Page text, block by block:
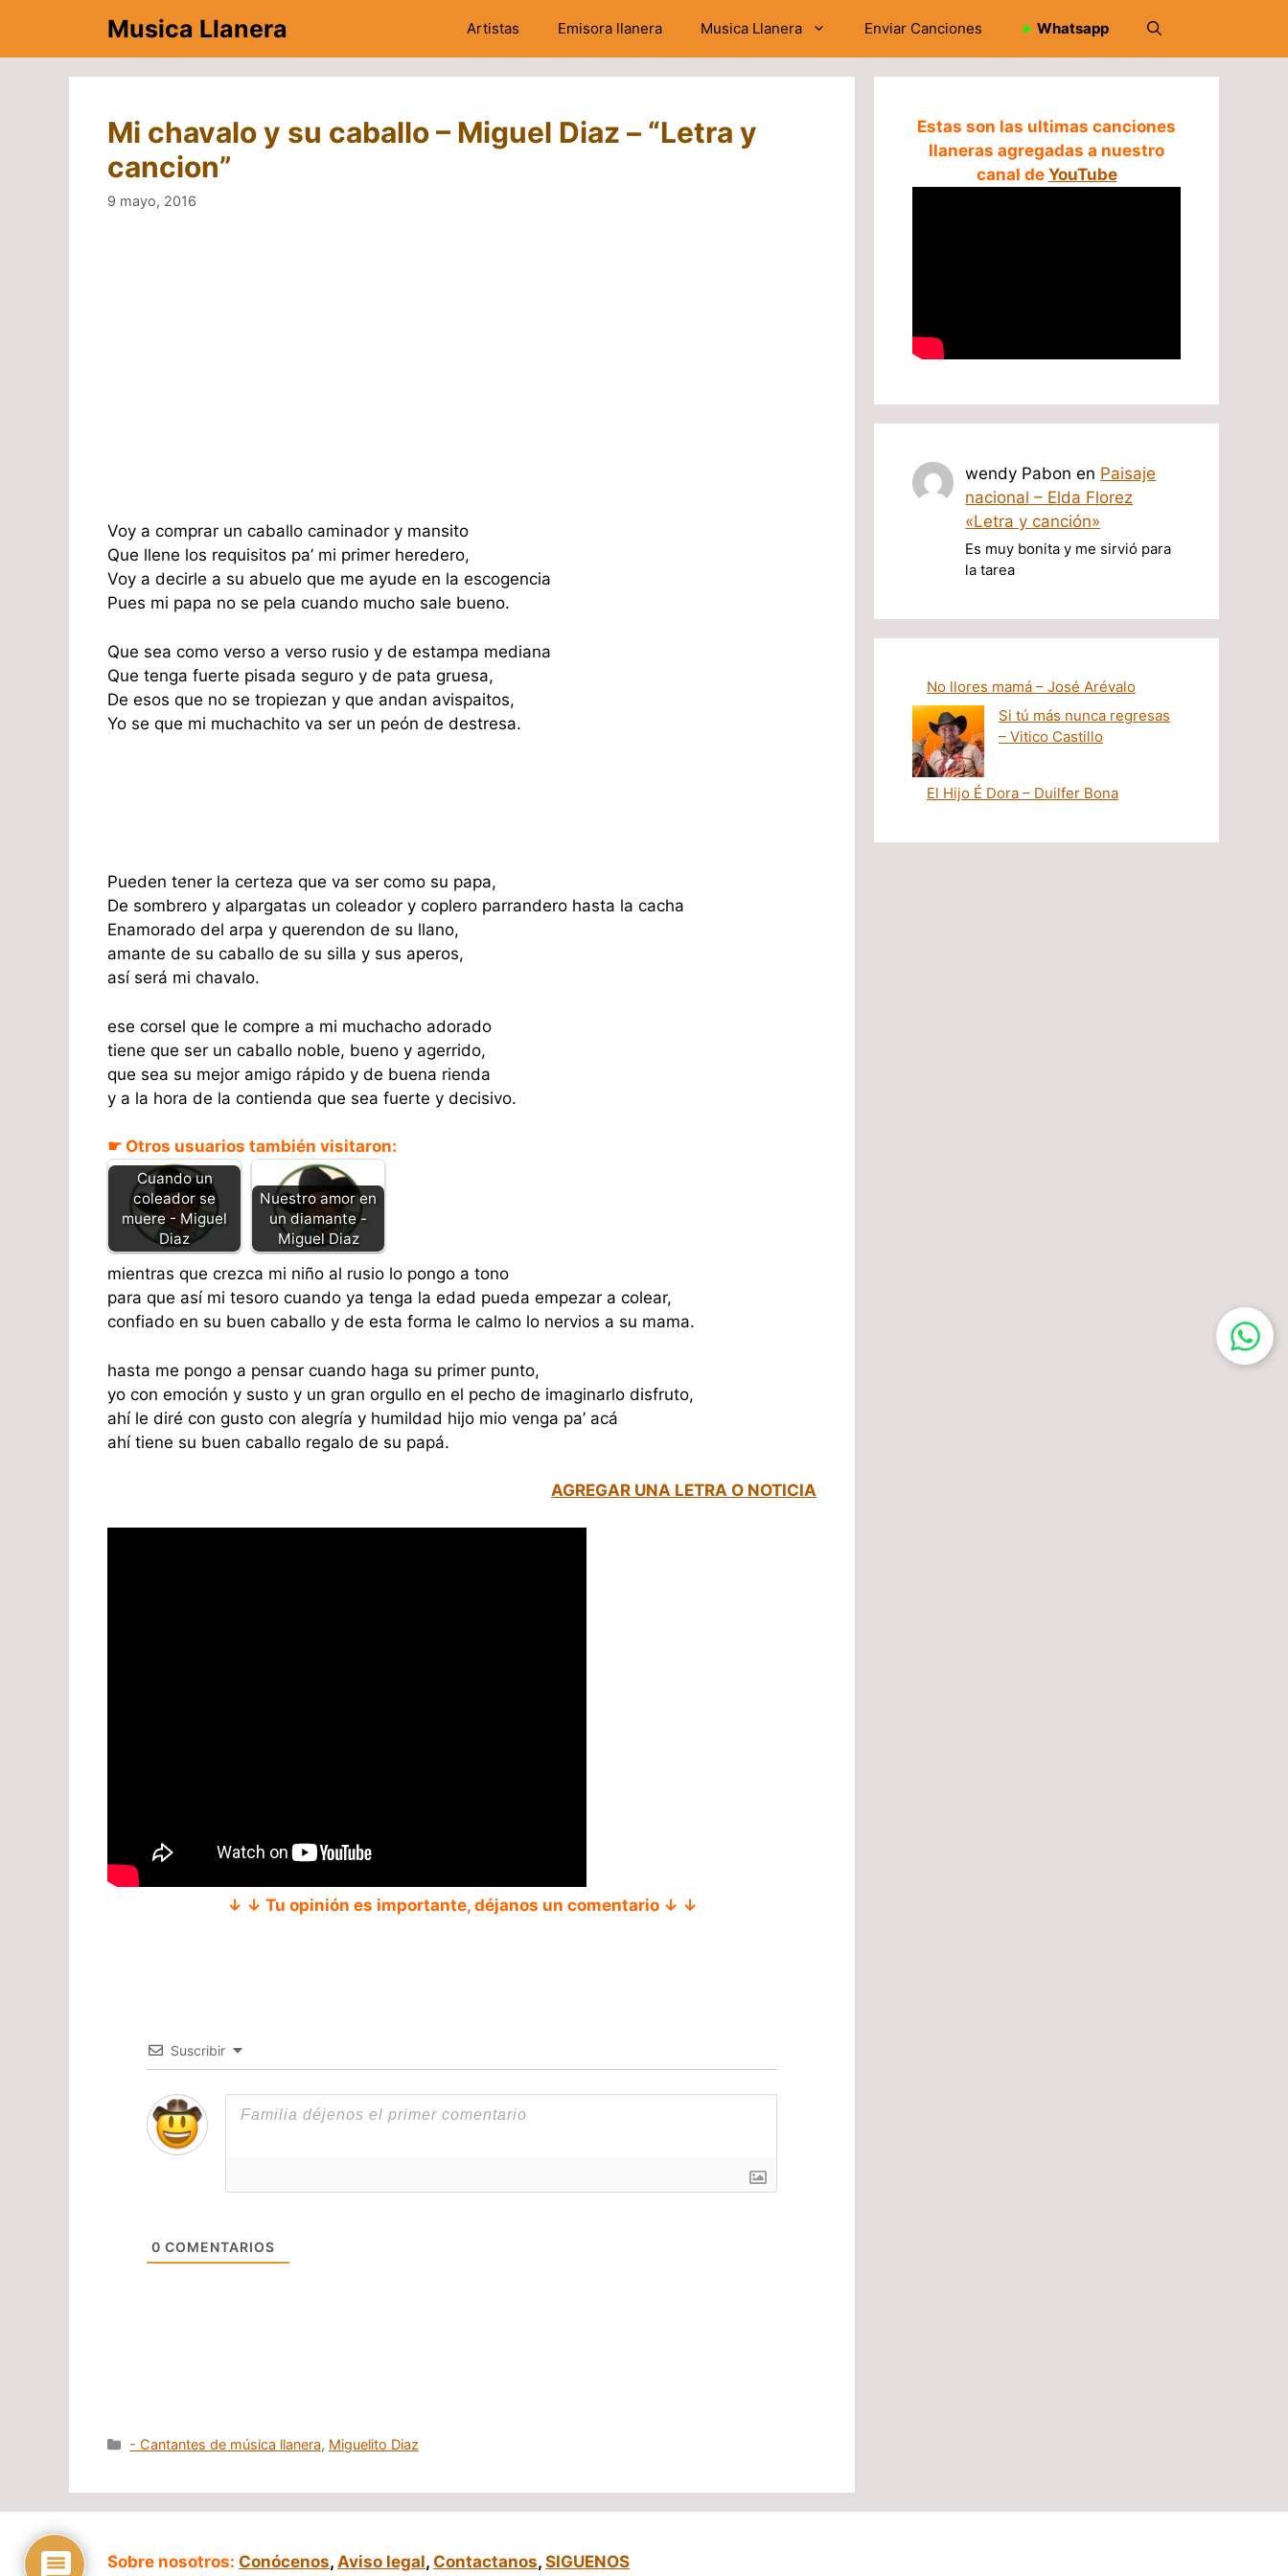
contenido
Musica Llanera Artistas Emisora llanera Musica Llanera Enviar Canciones ➤ Whatsapp
Mi chavalo y su caballo – Miguel Diaz – “Letra y
cancion”
9 mayo, 2016
Voy a comprar un caballo caminador y mansito
Que llene los requisitos pa’ mi primer heredero,
Voy a decirle a su abuelo que me ayude en la escogencia
Pues mi papa no se pela cuando mucho sale bueno.
Que sea como verso a verso rusio y de estampa mediana
Que tenga fuerte pisada seguro y de pata gruesa,
De esos que no se tropiezan y que andan avispaitos,
Yo se que mi muchachito va ser un peón de destresa.
Pueden tener la certeza que va ser como su papa,
De sombrero y alpargatas un coleador y coplero parrandero hasta la cacha
Enamorado del arpa y querendon de su llano,
amante de su caballo de su silla y sus aperos,
así será mi chavalo.
ese corsel que le compre a mi muchacho adorado
tiene que ser un caballo noble, bueno y agerrido,
que sea su mejor amigo rápido y de buena rienda
y a la hora de la contienda que sea fuerte y decisivo.
☛ Otros usuarios también visitaron:
Cuando un
coleador se
muere - Miguel
Diaz
Nuestro amor en
un diamante -
Miguel Diaz
mientras que crezca mi niño al rusio lo pongo a tono
para que así mi tesoro cuando ya tenga la edad pueda empezar a colear,
confiado en su buen caballo y de esta forma le calmo lo nervios a su mama.
hasta me pongo a pensar cuando haga su primer punto,
yo con emoción y susto y un gran orgullo en el pecho de imaginarlo disfruto,
ahí le diré con gusto con alegría y humildad hijo mio venga pa’ acá
ahí tiene su buen caballo regalo de su papá.
AGREGAR UNA LETRA O NOTICIA
↓ ↓ Tu opinión es importante, déjanos un comentario ↓ ↓
Suscribir
0 COMENTARIOS
Categorías
- Cantantes de música llanera, Miguelito Diaz
Estas son las ultimas canciones
llaneras agregadas a nuestro
canal de YouTube
wendy Pabon en Paisaje
nacional – Elda Florez
«Letra y canción»
Es muy bonita y me sirvió para
la tarea
No llores mamá – José Arévalo
Si tú más nunca regresas
– Vitico Castillo
El Hijo É Dora – Duilfer Bona
Sobre nosotros: Conócenos, Aviso legal, Contactanos, SIGUENOS